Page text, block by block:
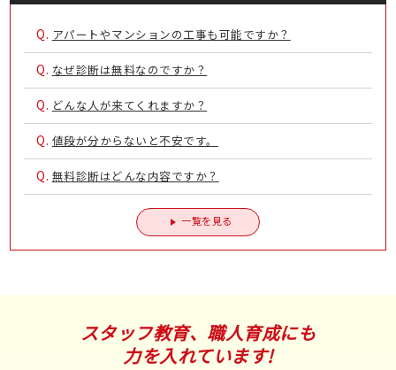
Q. アパートやマンションの工事も可能ですか？
Q. なぜ診断は無料なのですか？
Q. どんな人が来てくれますか？
Q. 値段が分からないと不安です。
Q. 無料診断はどんな内容ですか？
一覧を見る
スタッフ教育、職人育成にも
力を入れています!